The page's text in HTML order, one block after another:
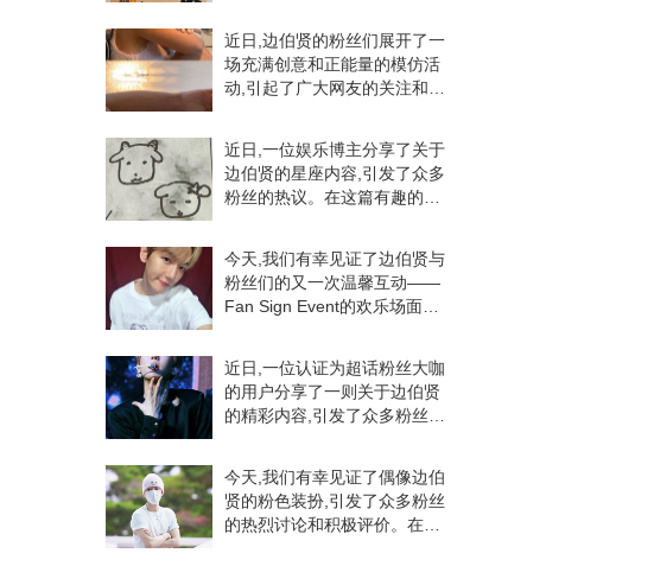
爱、讨人喜欢、帅气、英俊以
及小狗、小狐狸等特
近日,边伯贤的粉丝们展开了一
场充满创意和正能量的模仿活
动,引起了广大网友的关注和热
特的魅力和活力。这些模仿作
品中,粉丝们通过
近日,一位娱乐博主分享了关于
边伯贤的星座内容,引发了众多
粉丝的热议。在这篇有趣的分
悉,这位博主分享了边伯贤的金
牛座和处女座的
今天,我们有幸见证了边伯贤与
粉丝们的又一次温馨互动——
Fan Sign Event的欢乐场面。
的独特魅力再次温暖了每
近日,一位认证为超话粉丝大咖
的用户分享了一则关于边伯贤
的精彩内容,引发了众多粉丝的
定日期发布的图片和活动信息,
并配以相关评论。这
今天,我们有幸见证了偶像边伯
贤的粉色装扮,引发了众多粉丝
的热烈讨论和积极评价。在我